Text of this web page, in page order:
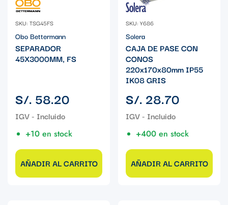
SKU: TSG45FS
Obo Bettermann
SEPARADOR
45X3000MM, FS
Precio
regular
S/. 58.20
+10 en stock
AÑADIR AL CARRITO
SKU: Y686
Solera
CAJA DE PASE CON
CONOS
220x170x80mm IP55
IK08 GRIS
Precio
regular
S/. 28.70
+400 en stock
AÑADIR AL CARRITO